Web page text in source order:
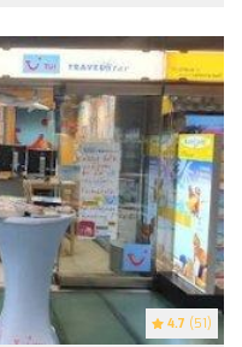
4.7 (51)